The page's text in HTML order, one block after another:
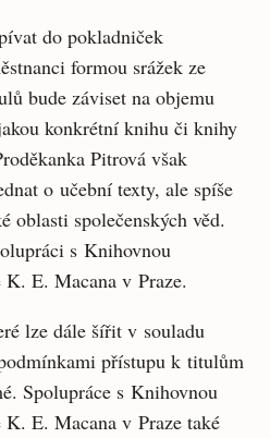
do pokladniček
formou srážek ze
bude záviset na objemu
konkrétní knihu či knihy
Pitrová však
o učební texty, ale spíše
společenských věd.
s Knihovnou
E. Macana v Praze.
lze dále šířit v souladu
přístupu k titulům
Spolupráce s Knihovnou
E. Macana v Praze také